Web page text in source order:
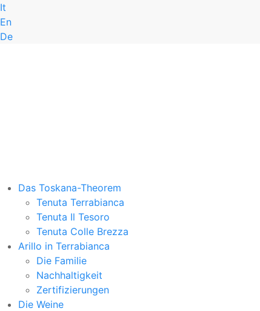
It
En
De
Das Toskana-Theorem
Tenuta Terrabianca
Tenuta Il Tesoro
Tenuta Colle Brezza
Arillo in Terrabianca
Die Familie
Nachhaltigkeit
Zertifizierungen
Die Weine